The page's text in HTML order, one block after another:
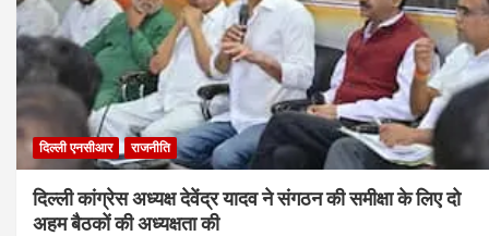
दिल्ली एनसीआर राजनीति
दिल्ली कांग्रेस अध्यक्ष देवेंद्र यादव ने संगठन की समीक्षा के लिए दो
अहम बैठकों की अध्यक्षता की